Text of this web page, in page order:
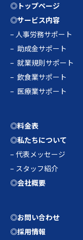
◎トップページ
◎サービス内容
– 人事労務サポート
– 助成金サポート
– 就業規則サポート
– 飲食業サポート
– 医療業サポート
◎料金表
◎私たちについて
– 代表メッセージ
– スタッフ紹介
◎会社概要
◎お問い合わせ
◎採用情報